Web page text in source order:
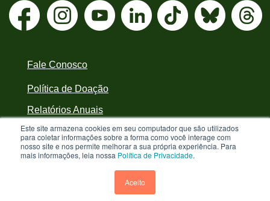
Este site armazena cookies em seu computador que são utilizados
para coletar informações sobre a forma como você interage com
nosso site e nos permite melhorar a sua própria experiência. Para
mais informações, leia nossa Política de Privacidade.
Aceito
Fale Conosco
Política de Doação
Relatórios Anuais
Política de Privacidade
receitas próprias. A menos que especificado o contrário, os textos neste site estão
licenciados sob uma licença CC-BY International. v3.2